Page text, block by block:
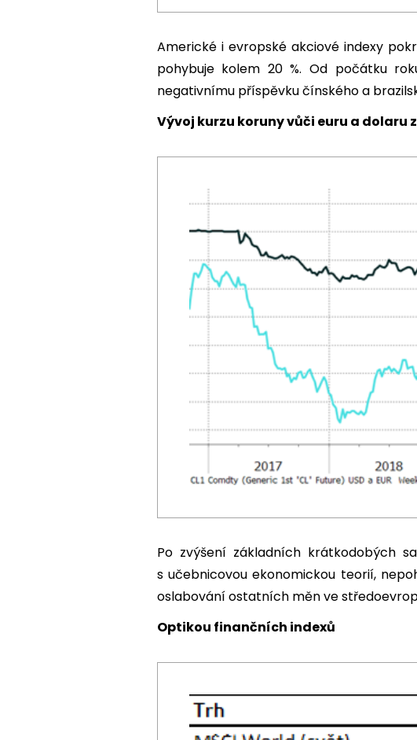
Americké i evropské akciové indexy
pohybuje kolem 20 %. Od počátku
negativnímu příspěvku čínského a
Vývoj kurzu koruny vůči euru a dolaru
Po zvýšení základních krátkodobých
s učebnicovou ekonomickou teorií,
oslabování ostatních měn ve
Optikou finančních indexů